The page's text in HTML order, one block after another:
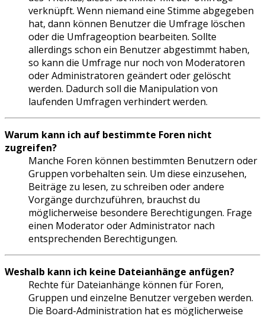
verknüpft. Wenn niemand eine Stimme abgegeben
hat, dann können Benutzer die Umfrage löschen
oder die Umfrageoption bearbeiten. Sollte
allerdings schon ein Benutzer abgestimmt haben,
so kann die Umfrage nur noch von Moderatoren
oder Administratoren geändert oder gelöscht
werden. Dadurch soll die Manipulation von
laufenden Umfragen verhindert werden.
Warum kann ich auf bestimmte Foren nicht
zugreifen?
Manche Foren können bestimmten Benutzern oder
Gruppen vorbehalten sein. Um diese einzusehen,
Beiträge zu lesen, zu schreiben oder andere
Vorgänge durchzuführen, brauchst du
möglicherweise besondere Berechtigungen. Frage
einen Moderator oder Administrator nach
entsprechenden Berechtigungen.
Weshalb kann ich keine Dateianhänge anfügen?
Rechte für Dateianhänge können für Foren,
Gruppen und einzelne Benutzer vergeben werden.
Die Board-Administration hat es möglicherweise